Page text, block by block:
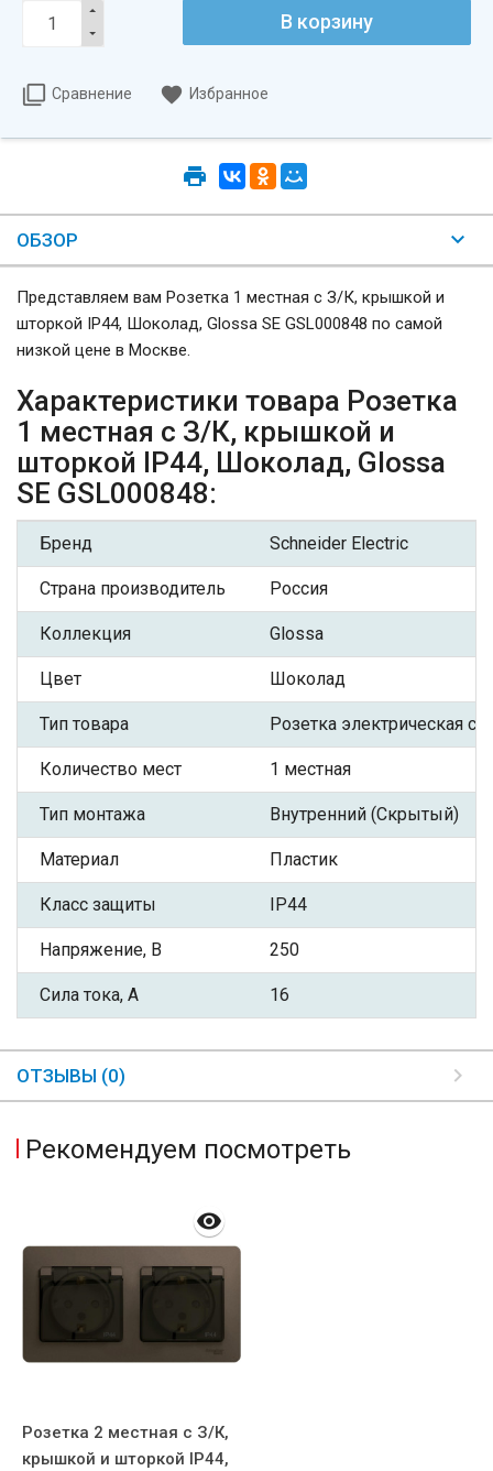
Сравнение Избранное
ОБЗОР
Представляем вам Розетка 1 местная с З/К, крышкой и
шторкой IP44, Шоколад, Glossa SE GSL000848 по самой
низкой цене в Москве.
Характеристики товара Розетка
1 местная с З/К, крышкой и
шторкой IP44, Шоколад, Glossa
SE GSL000848:
Бренд Schneider Electric
Страна производитель Россия
Коллекция Glossa
Цвет Шоколад
Тип товара Розетка электрическая с
Количество мест 1 местная
Тип монтажа Внутренний (Скрытый)
Материал Пластик
Класс защиты IP44
Напряжение, В 250
Сила тока, А 16
ОТЗЫВЫ (0)
Рекомендуем посмотреть
Розетка 2 местная с З/К,
крышкой и шторкой IP44,